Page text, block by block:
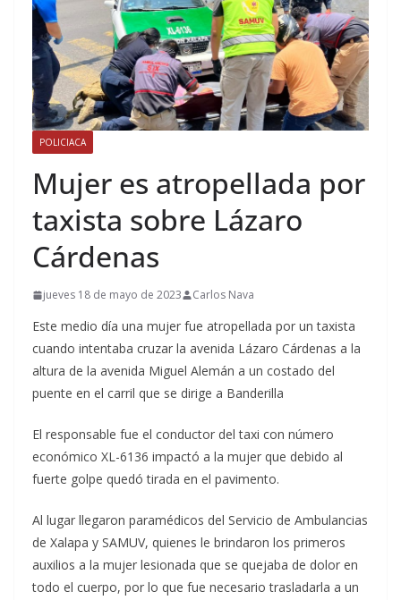
POLICIACA
Mujer es atropellada por
taxista sobre Lázaro
Cárdenas
jueves 18 de mayo de 2023 Carlos Nava
Este medio día una mujer fue atropellada por un taxista
cuando intentaba cruzar la avenida Lázaro Cárdenas a la
altura de la avenida Miguel Alemán a un costado del
puente en el carril que se dirige a Banderilla
El responsable fue el conductor del taxi con número
económico XL-6136 impactó a la mujer que debido al
fuerte golpe quedó tirada en el pavimento.
Al lugar llegaron paramédicos del Servicio de Ambulancias
de Xalapa y SAMUV, quienes le brindaron los primeros
auxilios a la mujer lesionada que se quejaba de dolor en
todo el cuerpo, por lo que fue necesario trasladarla a un